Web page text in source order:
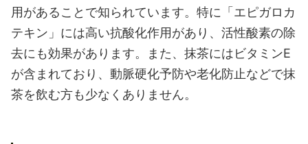
用があることで知られています。特に「エピガロカ
テキン」には高い抗酸化作用があり、活性酸素の除
去にも効果があります。また、抹茶にはビタミンE
が含まれており、動脈硬化予防や老化防止などで抹
茶を飲む方も少なくありません。